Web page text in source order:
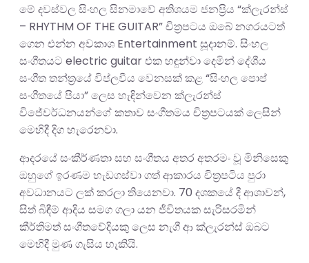
මේ දවස්වල සිංහල සිනමාවේ අතිශයම ජනප්‍රිය “ක්ලැරන්ස්
– RHYTHM OF THE GUITAR” චිත්‍රපටය ඔබේ නගරයටත්
ගෙන එන්න අවකාශ Entertainment සූදානම්. සිංහල
සංගීතයට electric guitar එක හඳුන්වා දෙමින් දේශීය
සංගීත තන්ත්‍රයේ විප්ලවීය වෙනසක් කළ “සිංහල පොප්
සංගීතයේ පියා” ලෙස හැඳින්වෙන ක්ලැරන්ස්
විජේවර්ධනයන්ගේ කතාව සංගීතමය චිත්‍රපටයක් ලෙසින්
මෙහිදී දිග හැරෙනවා.
ආදරයේ සංකීර්ණතා සහ සංගීතය අතර අතරමං වූ මිනිසෙකු
ඔහුගේ ඉරණම හැඩගස්වා ගත් ආකාරය චිත්‍රපටිය පුරා
අවධානයට ලක් කරලා තියෙනවා. 70 දශකයේ දී ආශාවන්,
සිත් බිඳීම් ආදිය සමග ගලා යන ජීවිතයක සැරිසරමින්
කීර්තිමත් සංගීතවේදියකු ලෙස නැගී ආ ක්ලැරන්ස් ඔබට
මෙහිදී මුණ ගැසිය හැකියි.